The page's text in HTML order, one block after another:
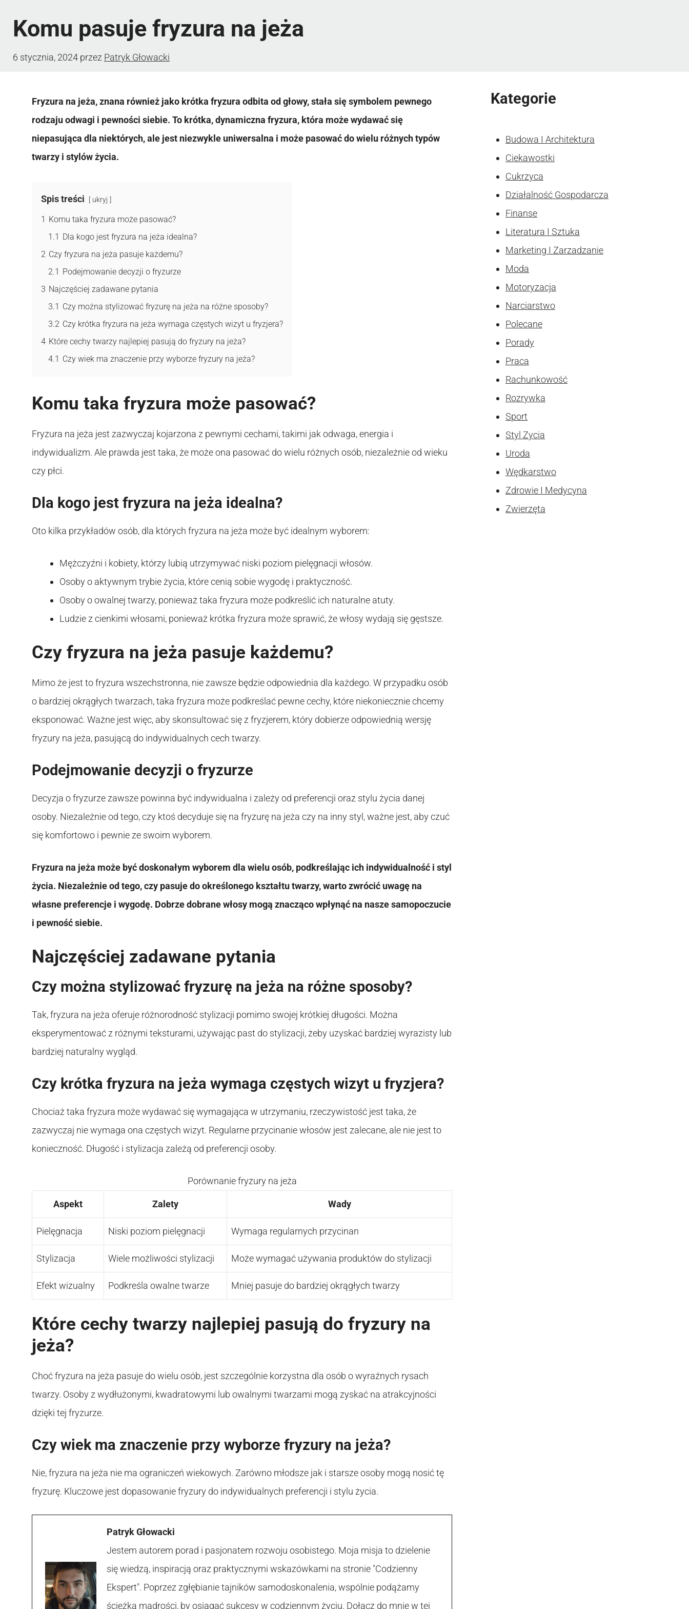
Komu pasuje fryzura na jeża
6 stycznia, 2024 przez Patryk Głowacki
Fryzura na jeża, znana również jako krótka fryzura odbita od głowy, stała się symbolem pewnego
rodzaju odwagi i pewności siebie. To krótka, dynamiczna fryzura, która może wydawać się
niepasująca dla niektórych, ale jest niezwykle uniwersalna i może pasować do wielu różnych typów
twarzy i stylów życia.
Spis treści ukryj
1 Komu taka fryzura może pasować?
1.1 Dla kogo jest fryzura na jeża idealna?
2 Czy fryzura na jeża pasuje każdemu?
2.1 Podejmowanie decyzji o fryzurze
3 Najczęściej zadawane pytania
3.1 Czy można stylizować fryzurę na jeża na różne sposoby?
3.2 Czy krótka fryzura na jeża wymaga częstych wizyt u fryzjera?
4 Które cechy twarzy najlepiej pasują do fryzury na jeża?
4.1 Czy wiek ma znaczenie przy wyborze fryzury na jeża?
Komu taka fryzura może pasować?
Fryzura na jeża jest zazwyczaj kojarzona z pewnymi cechami, takimi jak odwaga, energia i
indywidualizm. Ale prawda jest taka, że może ona pasować do wielu różnych osób, niezależnie od wieku
czy płci.
Dla kogo jest fryzura na jeża idealna?
Oto kilka przykładów osób, dla których fryzura na jeża może być idealnym wyborem:
Mężczyźni i kobiety, którzy lubią utrzymywać niski poziom pielęgnacji włosów.
Osoby o aktywnym trybie życia, które cenią sobie wygodę i praktyczność.
Osoby o owalnej twarzy, ponieważ taka fryzura może podkreślić ich naturalne atuty.
Ludzie z cienkimi włosami, ponieważ krótka fryzura może sprawić, że włosy wydają się gęstsze.
Czy fryzura na jeża pasuje każdemu?
Mimo że jest to fryzura wszechstronna, nie zawsze będzie odpowiednia dla każdego. W przypadku osób
o bardziej okrągłych twarzach, taka fryzura może podkreślać pewne cechy, które niekoniecznie chcemy
eksponować. Ważne jest więc, aby skonsultować się z fryzjerem, który dobierze odpowiednią wersję
fryzury na jeża, pasującą do indywidualnych cech twarzy.
Podejmowanie decyzji o fryzurze
Decyzja o fryzurze zawsze powinna być indywidualna i zależy od preferencji oraz stylu życia danej
osoby. Niezależnie od tego, czy ktoś decyduje się na fryzurę na jeża czy na inny styl, ważne jest, aby czuć
się komfortowo i pewnie ze swoim wyborem.
Fryzura na jeża może być doskonałym wyborem dla wielu osób, podkreślając ich indywidualność i styl
życia. Niezależnie od tego, czy pasuje do określonego kształtu twarzy, warto zwrócić uwagę na
własne preferencje i wygodę. Dobrze dobrane włosy mogą znacząco wpłynąć na nasze samopoczucie
i pewność siebie.
Najczęściej zadawane pytania
Czy można stylizować fryzurę na jeża na różne sposoby?
Tak, fryzura na jeża oferuje różnorodność stylizacji pomimo swojej krótkiej długości. Można
eksperymentować z różnymi teksturami, używając past do stylizacji, żeby uzyskać bardziej wyrazisty lub
bardziej naturalny wygląd.
Czy krótka fryzura na jeża wymaga częstych wizyt u fryzjera?
Chociaż taka fryzura może wydawać się wymagająca w utrzymaniu, rzeczywistość jest taka, że
zazwyczaj nie wymaga ona częstych wizyt. Regularne przycinanie włosów jest zalecane, ale nie jest to
konieczność. Długość i stylizacja zależą od preferencji osoby.
Porównanie fryzury na jeża
Aspekt Zalety Wady
Pielęgnacja Niski poziom pielęgnacji Wymaga regularnych przycinan
Stylizacja Wiele możliwości stylizacji Może wymagać używania produktów do stylizacji
Efekt wizualny Podkreśla owalne twarze Mniej pasuje do bardziej okrągłych twarzy
Które cechy twarzy najlepiej pasują do fryzury na
jeża?
Choć fryzura na jeża pasuje do wielu osób, jest szczególnie korzystna dla osób o wyraźnych rysach
twarzy. Osoby z wydłużonymi, kwadratowymi lub owalnymi twarzami mogą zyskać na atrakcyjności
dzięki tej fryzurze.
Czy wiek ma znaczenie przy wyborze fryzury na jeża?
Nie, fryzura na jeża nie ma ograniczeń wiekowych. Zarówno młodsze jak i starsze osoby mogą nosić tę
fryzurę. Kluczowe jest dopasowanie fryzury do indywidualnych preferencji i stylu życia.
Patryk Głowacki
Jestem autorem porad i pasjonatem rozwoju osobistego. Moja misja to dzielenie
się wiedzą, inspiracją oraz praktycznymi wskazówkami na stronie "Codzienny
Ekspert". Poprzez zgłębianie tajników samodoskonalenia, wspólnie podążamy
ścieżką mądrości, by osiągać sukcesy w codziennym życiu. Dołącz do mnie w tej
Kategorie
Budowa I Architektura
Ciekawostki
Cukrzyca
Działalność Gospodarcza
Finanse
Literatura I Sztuka
Marketing I Zarzadzanie
Moda
Motoryzacja
Narciarstwo
Polecane
Porady
Praca
Rachunkowość
Rozrywka
Sport
Styl Zycia
Uroda
Wędkarstwo
Zdrowie I Medycyna
Zwierzęta